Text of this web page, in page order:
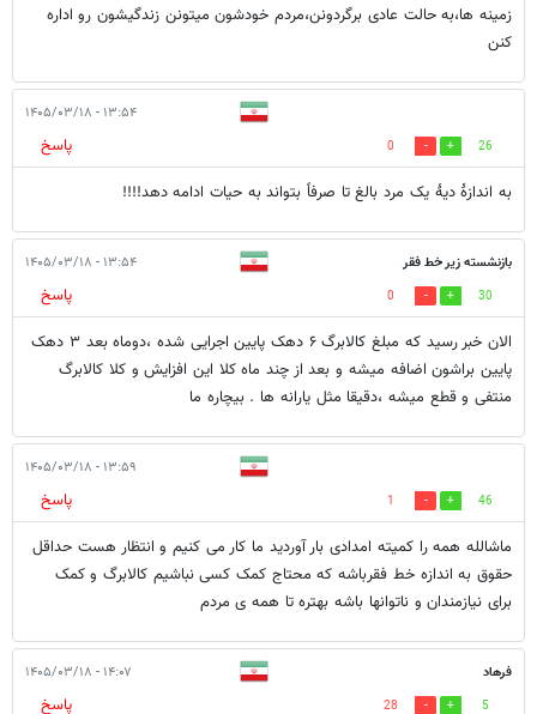
زمینه ها،به حالت عادی برگردونن،مردم خودشون میتونن زندگیشون رو اداره
کنن
۱۳:۵۴ - ۱۴۰۵/۰۳/۱۸
26
0
پاسخ
به اندازۀ دیۀ یک مرد بالغ تا صرفاً بتواند به حیات ادامه دهد!!!!
بازنشسته زیر خط فقر ۱۳:۵۴ - ۱۴۰۵/۰۳/۱۸
30
0
پاسخ
الان خبر رسید که مبلغ کالابرگ ۶ دهک پایین اجرایی شده ،دوماه بعد ۳ دهک
پایین براشون اضافه میشه و بعد از چند ماه کلا این افزایش و کلا کالابرگ
منتفی و قطع میشه ،دقیقا مثل یارانه ها . بیچاره ما
۱۳:۵۹ - ۱۴۰۵/۰۳/۱۸
46
1
پاسخ
ماشالله همه را کمیته امدادی بار آوردید ما کار می کنیم و انتظار هست حداقل
حقوق به اندازه خط فقرباشه که محتاج کمک کسی نباشیم کالابرگ و کمک
برای نیازمندان و ناتوانها باشه بهتره تا همه ی مردم
فرهاد ۱۴:۰۷ - ۱۴۰۵/۰۳/۱۸
5
28
پاسخ